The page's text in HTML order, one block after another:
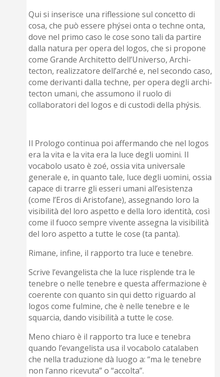
Qui si inserisce una riflessione sul concetto di
cosa, che può essere phýsei onta o techne onta,
dove nel primo caso le cose sono tali da partire
dalla natura per opera del logos, che si propone
come Grande Architetto dell’Universo, Archi-
tecton, realizzatore dell’arché e, nel secondo caso,
come derivanti dalla techne, per opera degli archi-
tecton umani, che assumono il ruolo di
collaboratori del logos e di custodi della phýsis.
Il Prologo continua poi affermando che nel logos
era la vita e la vita era la luce degli uomini. Il
vocabolo usato è zoé, ossia vita universale
generale e, in quanto tale, luce degli uomini, ossia
capace di trarre gli esseri umani all’esistenza
(come l’Eros di Aristofane), assegnando loro la
visibilità del loro aspetto e della loro identità, così
come il fuoco sempre vivente assegna la visibilità
del loro aspetto a tutte le cose (ta panta).
Rimane, infine, il rapporto tra luce e tenebre.
Scrive l’evangelista che la luce risplende tra le
tenebre o nelle tenebre e questa affermazione è
coerente con quanto sin qui detto riguardo al
logos come fulmine, che è nelle tenebre e le
squarcia, dando visibilità a tutte le cose.
Meno chiaro è il rapporto tra luce e tenebra
quando l’evangelista usa il vocabolo catalaben
che nella traduzione dà luogo a: “ma le tenebre
non l’anno ricevuta” o “accolta”.